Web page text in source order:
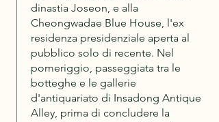
dinastia Joseon, e alla
Cheongwadae Blue House, l'ex
residenza presidenziale aperta al
pubblico solo di recente. Nel
pomeriggio, passeggiata tra le
botteghe e le gallerie
d'antiquariato di Insadong Antique
Alley, prima di concludere la